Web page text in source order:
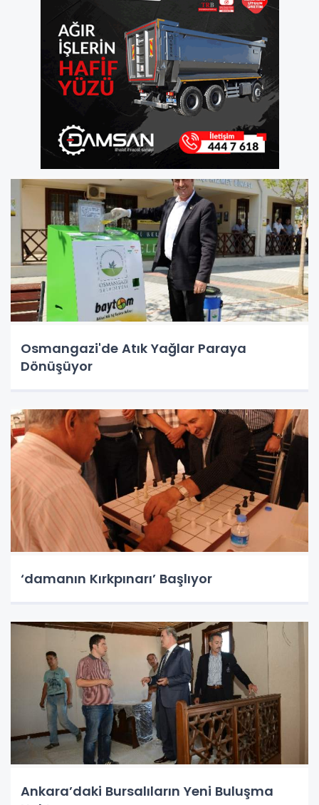
Osmangazi'de Atık Yağlar Paraya
Dönüşüyor
‘damanın Kırkpınarı’ Başlıyor
Ankara’daki Bursalıların Yeni Buluşma